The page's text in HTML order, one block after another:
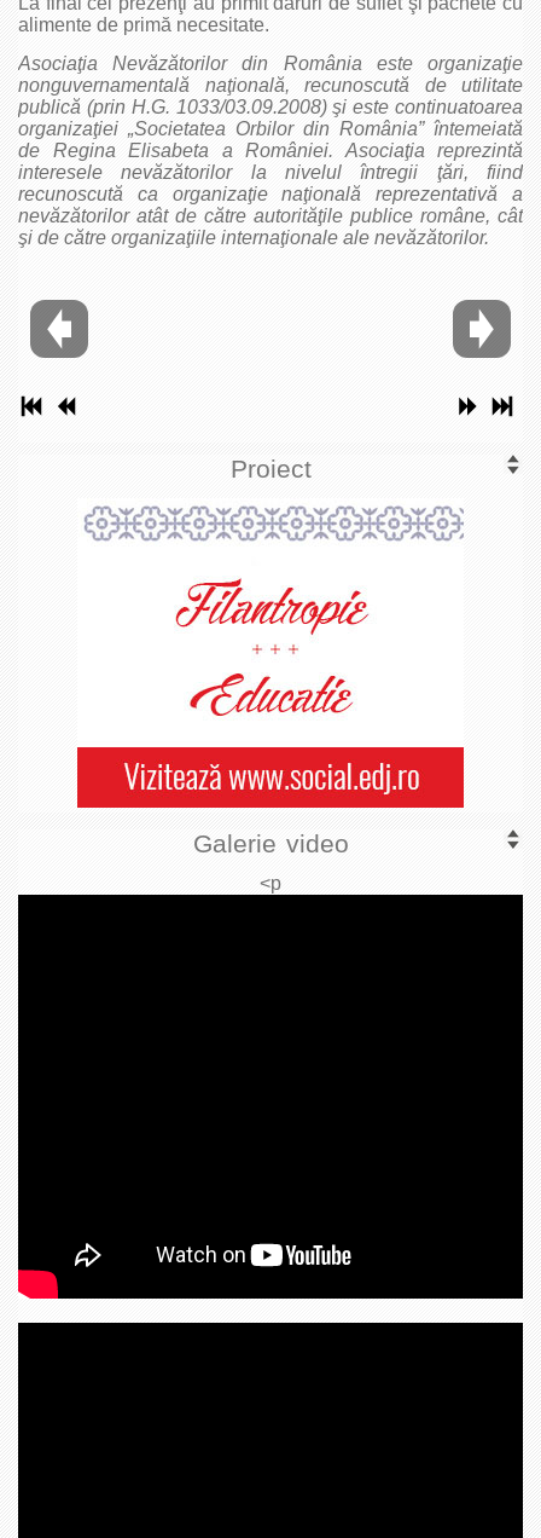
alimente de primă necesitate.
Asociaţia Nevăzătorilor din România este organizaţie
nonguvernamentală naţională, recunoscută de utilitate
publică (prin H.G. 1033/03.09.2008) şi este continuatoarea
organizaţiei „Societatea Orbilor din România” întemeiată
de Regina Elisabeta a României. Asociaţia reprezintă
interesele nevăzătorilor la nivelul întregii ţări, fiind
recunoscută ca organizaţie naţională reprezentativă a
nevăzătorilor atât de către autorităţile publice române, cât
şi de către organizaţiile internaţionale ale nevăzătorilor.
Proiect
Galerie video
<p